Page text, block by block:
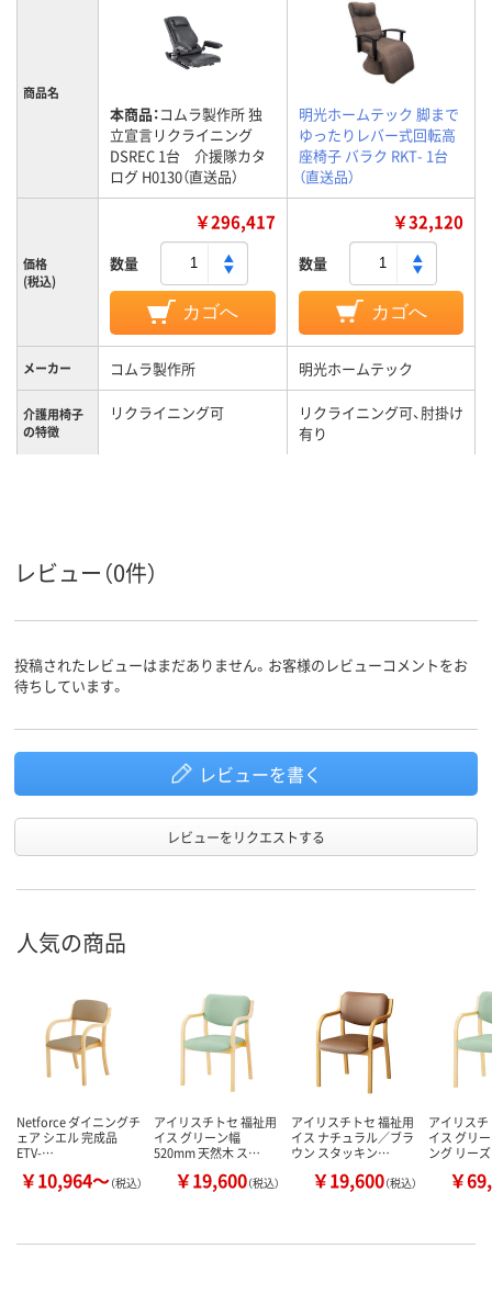
商品名
本商品：コムラ製作所 独
立宣言リクライニング
DSREC 1台 介援隊カタ
ログ H0130（直送品）
明光ホームテック 脚まで
ゆったりレバー式回転高
座椅子 バラク RKT- 1台
（直送品）
価格
(税込)
￥296,417
数量
カゴへ
￥32,120
数量
カゴへ
メーカー コムラ製作所 明光ホームテック
介護用椅子
の特徴
リクライニング可
リクライニング可、肘掛け
有り
レビュー（0件）
投稿されたレビューはまだありません。お客様のレビューコメントをお
待ちしています。
レビューを書く
レビューをリクエストする
人気の商品
Netforce ダイニングチ
ェア シエル 完成品
ETV-…
￥10,964～（税込）
アイリスチトセ 福祉用
イス グリーン幅
520mm 天然木 ス…
￥19,600（税込）
アイリスチトセ 福祉用
イス ナチュラル／ブラ
ウン スタッキン…
￥19,600（税込）
アイリス
イス グリ
ング リー
￥